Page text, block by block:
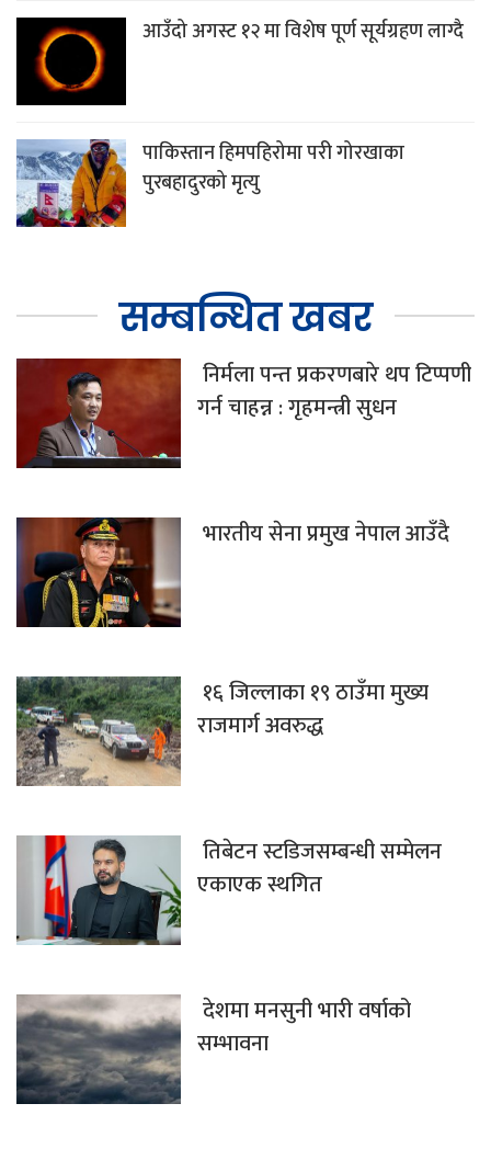
आउँदो अगस्ट १२ मा विशेष पूर्ण सूर्यग्रहण लाग्दै
पाकिस्तान हिमपहिरोमा परी गोरखाका
पुरबहादुरको मृत्यु
सम्बन्धित खबर
निर्मला पन्त प्रकरणबारे थप टिप्पणी
गर्न चाहन्न : गृहमन्त्री सुधन
भारतीय सेना प्रमुख नेपाल आउँदै
१६ जिल्लाका १९ ठाउँमा मुख्य
राजमार्ग अवरुद्ध
तिबेटन स्टडिजसम्बन्धी सम्मेलन
एकाएक स्थगित
देशमा मनसुनी भारी वर्षाको
सम्भावना